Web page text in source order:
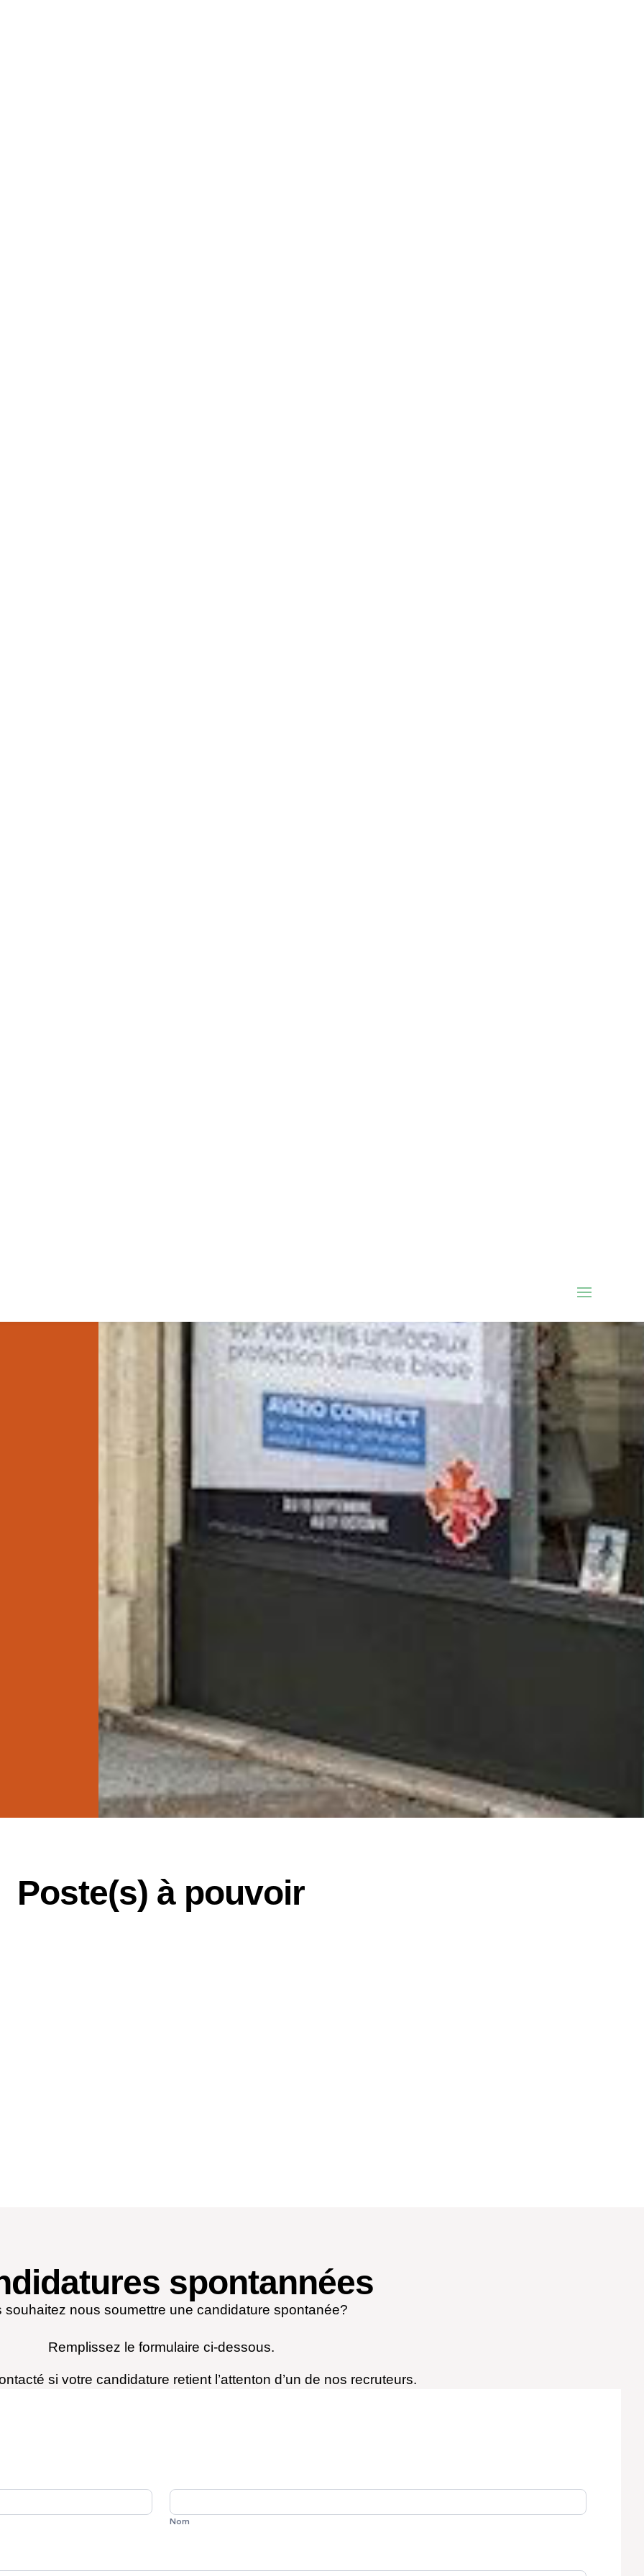
Poste(s) à pouvoir
spontannées
souhaitez nous soumettre une candidature spontanée?
Remplissez le formulaire ci-dessous.
si votre candidature retient l’attenton d’un de nos recruteurs.
Nom
Nom